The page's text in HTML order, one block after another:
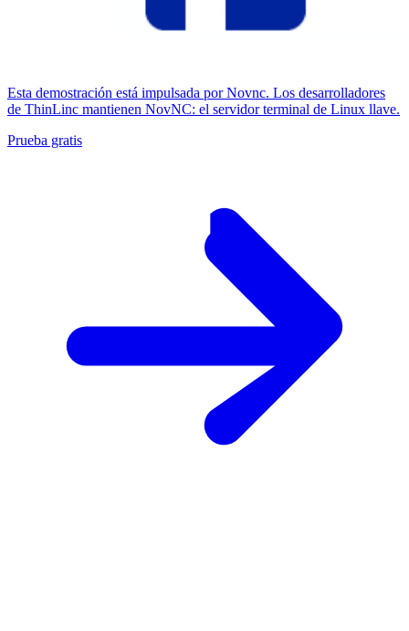
Esta demostración está impulsada por Novnc. Los desarrolladores
de ThinLinc mantienen NovNC: el servidor terminal de Linux llave.
Prueba gratis